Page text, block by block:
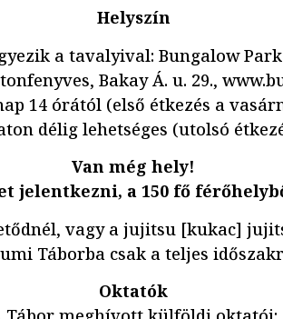
Helyszín
a tavalyival: Bungalow
Bakay Á. u. 29.,
14 órától (első étkezés a
délig lehetséges (utolsó
Van még hely!
jelentkezni, a 150 fő
vagy a jujitsu [kukac]
Táborba csak a teljes
Oktatók